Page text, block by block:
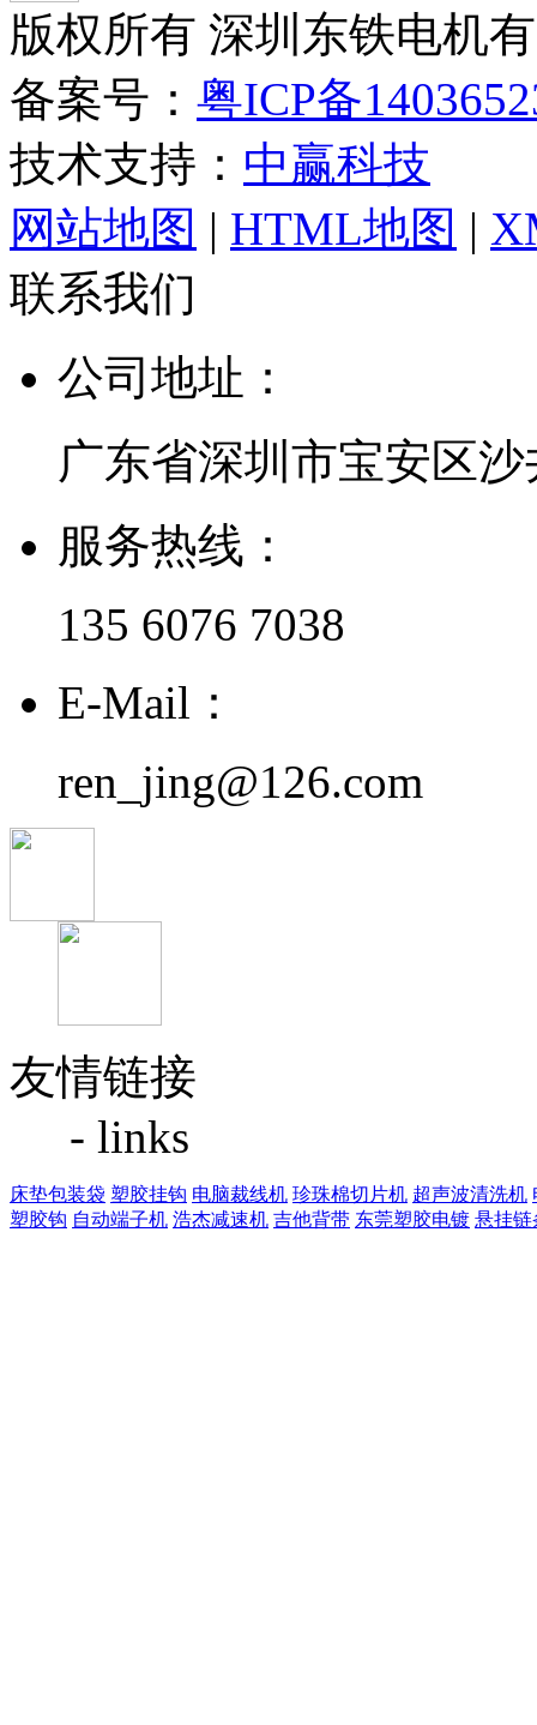
版权所有 深圳东铁电机
备案号： 粤ICP备
技术支持： 中赢科技
网站地图 | HTML地图 |
联系我们
公司地址：
广东省深圳市宝安区
服务热线：
135 6076 7038
E-Mail：
ren_jing@126.com
友情链接
- links
床垫包装袋 塑胶挂钩 电脑裁线机 珍珠棉切片机 超声波清洗机
塑胶钩 自动端子机 浩杰减速机 吉他背带 东莞塑胶电镀 悬挂链